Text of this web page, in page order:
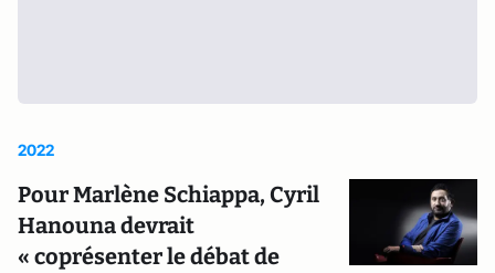
2022
Pour Marlène Schiappa, Cyril
Hanouna devrait
« coprésenter le débat de